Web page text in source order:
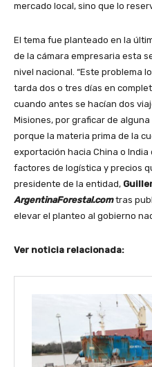
mercado local, sino que lo
El tema fue planteado en la
de la cámara empresaria esta
nivel nacional. “Este problema
tarda dos o tres días en
cuando antes se hacían dos
Misiones, por graficar de
porque la materia prima de la
exportación hacia China o India
factores de logística y precios
presidente de la entidad,
ArgentinaForestal.comtras
elevar el planteo al gobierno
Ver noticia relacionada: